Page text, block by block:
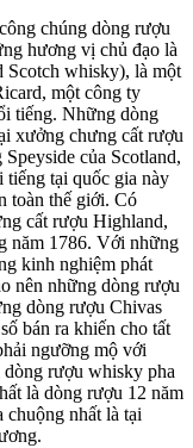
chúng dòng rượu
hương vị chủ đạo là
Scotch whisky), là một
một công ty
tiếng. Những dòng
xưởng chưng cất rượu
của Scotland,
tại quốc gia này
toàn thế giới. Có
cất rượu Highland,
năm 1786. Với những
kinh nghiệm phát
nên những dòng rượu
dòng rượu Chivas
bán ra khiến cho tất
ngưỡng mộ với
dòng rượu whisky pha
là dòng rượu 12 năm
nhất là tại